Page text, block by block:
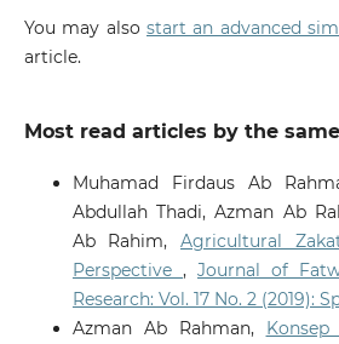
You may also start an advanced
article.
Most read articles by the
Muhamad Firdaus Ab
Abdullah Thadi, Azman Ab
Ab Rahim, Agricultural
Perspective , Journal of
Research: Vol. 17 No. 2 (2019):
Azman Ab Rahman,